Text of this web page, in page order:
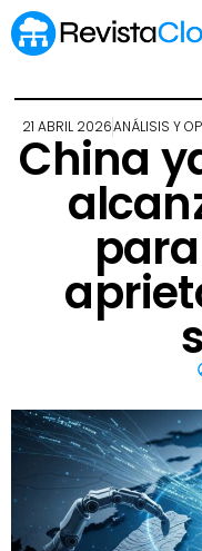
21 ABRIL 2026ANÁLISIS Y
China